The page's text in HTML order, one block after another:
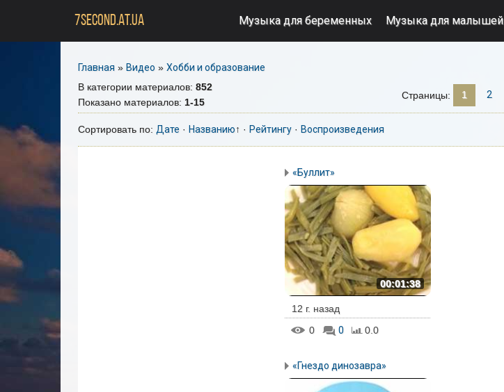
7SECOND.AT.UA Музыка для беременных Музыка для малышей
Главная » Видео » Хобби и образование
В категории материалов: 852
Показано материалов: 1-15
Страницы: 1 2
Сортировать по: Дате · Названию↑ · Рейтингу · Воспроизведения
«Буллит»
00:01:38
12 г. назад
0
0 0.0
«Гнездо динозавра»